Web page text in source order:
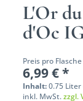
L'Or
d'Oc
Preis pro Flasche
6,99 € *
Inhalt:0.75
inkl. MwSt.zzgl.